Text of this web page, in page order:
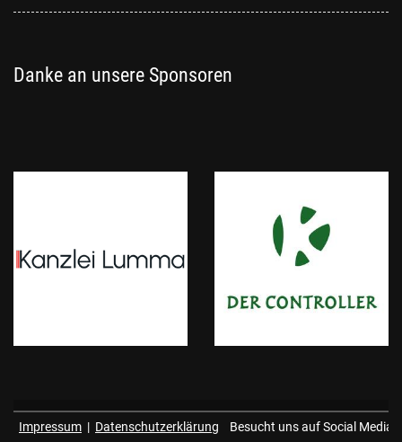
Danke an unsere Sponsoren
Impressum | Datenschutzerklärung Besucht uns auf Social Media